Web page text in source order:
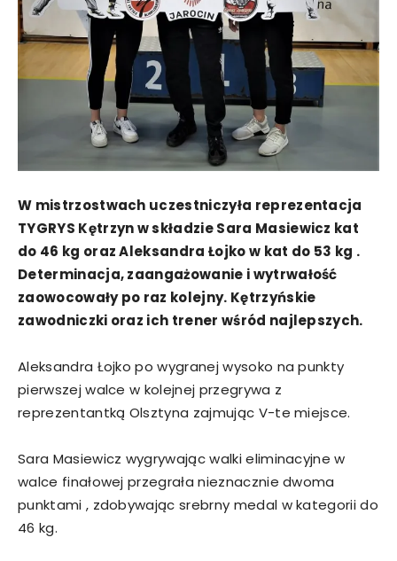
W mistrzostwach uczestniczyła reprezentacja
TYGRYS Kętrzyn w składzie Sara Masiewicz kat
do 46 kg oraz Aleksandra Łojko w kat do 53 kg .
Determinacja, zaangażowanie i wytrwałość
zaowocowały po raz kolejny. Kętrzyńskie
zawodniczki oraz ich trener wśród najlepszych.
Aleksandra Łojko po wygranej wysoko na punkty
pierwszej walce w kolejnej przegrywa z
reprezentantką Olsztyna zajmując V-te miejsce.
Sara Masiewicz wygrywając walki eliminacyjne w
walce finałowej przegrała nieznacznie dwoma
punktami , zdobywając srebrny medal w kategorii do
46 kg.